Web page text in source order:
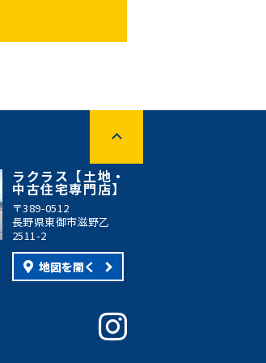
ラクラス【土地・
中古住宅専門店】
〒389-0512
長野県東御市滋野乙
2511-2
地図を開く